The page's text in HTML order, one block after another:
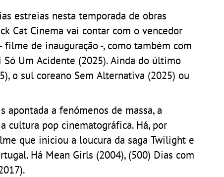
estreias nesta temporada de obras
Cat Cinema vai contar com o vencedor
de inauguração -, como também com
Um Acidente (2025). Ainda do último
o sul coreano Sem Alternativa (2025) ou
a fenómenos de massa, a
cultura pop cinematográfica. Há, por
que iniciou a loucura da saga Twilight e
Há Mean Girls (2004), (500) Dias com